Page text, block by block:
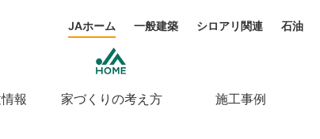
JAホーム 一般建築 シロアリ関連 石油
報 家づくりの考え方 施工事例